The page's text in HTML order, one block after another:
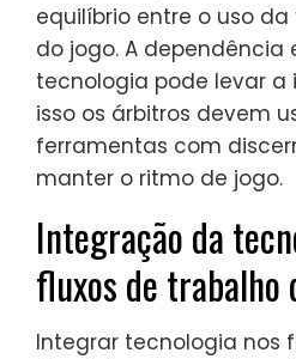
equilíbrio entre o uso
do jogo. A dependência
tecnologia pode levar a
isso os árbitros devem
ferramentas com
manter o ritmo de jogo.
Integração da
fluxos de
Integrar tecnologia nos